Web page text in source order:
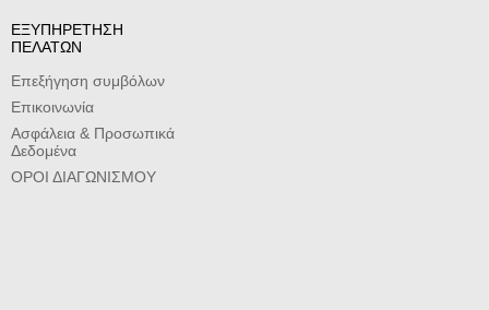
ΕΞΥΠΗΡΕΤΗΣΗ
ΠΕΛΑΤΩΝ
Επεξήγηση συμβόλων
Επικοινωνία
Ασφάλεια & Προσωπικά
Δεδομένα
ΟΡΟΙ ΔΙΑΓΩΝΙΣΜΟΥ